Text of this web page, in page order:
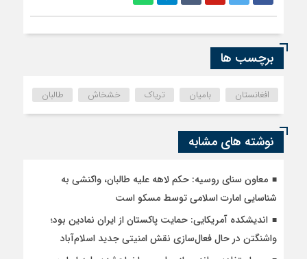
برچسب ها
افغانستان بامیان تریاک خشخاش طالبان
نوشته های مشابه
معاون سنای روسیه: حکم لاهه علیه طالبان، واکنشی به
شناسایی امارت اسلامی توسط مسکو است
اندیشکده آمریکایی: حمایت پاکستان از ایران نمادین بود؛
واشنگتن در حال فعال‌سازی نقش امنیتی جدید اسلام‌آباد